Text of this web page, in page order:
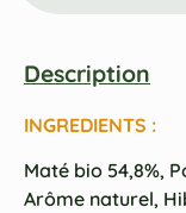
Description
INGREDIENTS :
Maté bio 54,8%,
Arôme naturel,